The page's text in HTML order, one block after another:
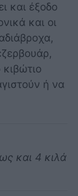
και έξοδο
και οι
ή να
και 4 κιλά